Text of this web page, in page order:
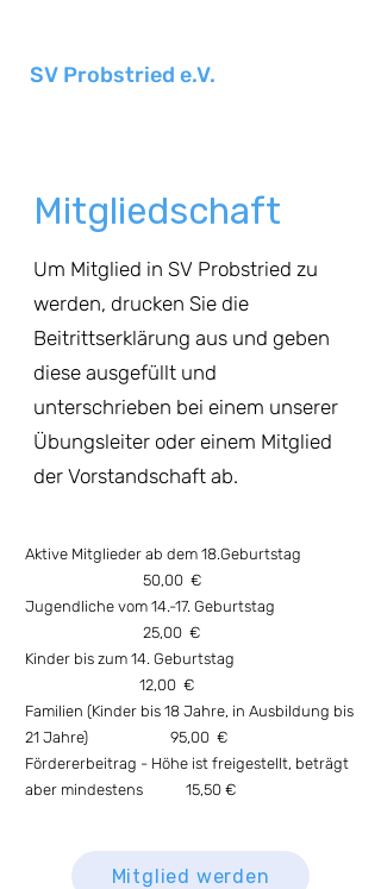
SV Probstried e.V.
Mitgliedschaft
Um Mitglied in SV Probstried zu
werden, drucken Sie die
Beitrittserklärung aus und geben
diese ausgefüllt und
unterschrieben bei einem unserer
Übungsleiter oder einem Mitglied
der Vorstandschaft ab.
Aktive Mitglieder ab dem 18.Geburtstag
50,00 €
Jugendliche vom 14.-17. Geburtstag
25,00 €
Kinder bis zum 14. Geburtstag
12,00 €
Familien (Kinder bis 18 Jahre, in Ausbildung bis
21 Jahre) 95,00 €
Fördererbeitrag - Höhe ist freigestellt, beträgt
aber mindestens 15,50 €
Mitglied werden